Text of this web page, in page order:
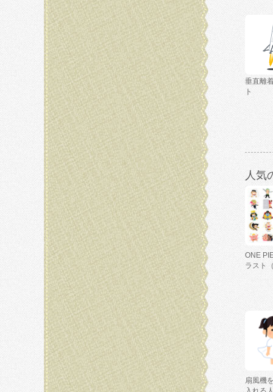
垂直離
ト
人気
ONE
ラスト
扇風機